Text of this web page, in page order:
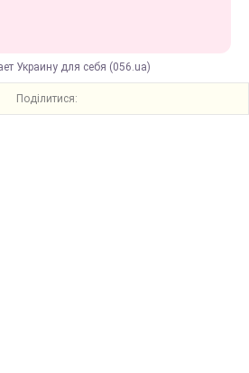
Украину для себя (056.ua)
Поділитися: